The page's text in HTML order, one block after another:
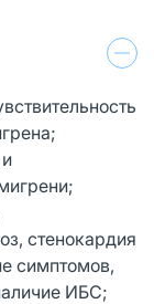
стенокардия
симптомов,
ИБС;